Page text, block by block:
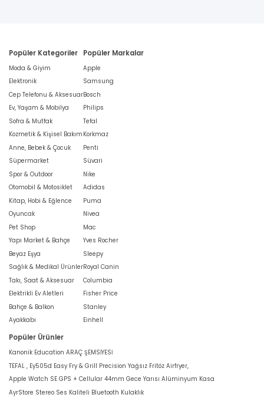
Popüler Kategoriler
Moda & Giyim
Elektronik
Cep Telefonu & Aksesuar
Ev, Yaşam & Mobilya
Sofra & Mutfak
Kozmetik & Kişisel Bakım
Anne, Bebek & Çocuk
Süpermarket
Spor & Outdoor
Otomobil & Motosiklet
Kitap, Hobi & Eğlence
Oyuncak
Pet Shop
Yapı Market & Bahçe
Beyaz Eşya
Sağlık & Medikal Ürünler
Takı, Saat & Aksesuar
Elektrikli Ev Aletleri
Bahçe & Balkon
Ayakkabı
Popüler Markalar
Apple
Samsung
Bosch
Philips
Tefal
Korkmaz
Penti
Süvari
Nike
Adidas
Puma
Nivea
Mac
Yves Rocher
Sleepy
Royal Canin
Columbia
Fisher Price
Stanley
Einhell
Popüler Ürünler
Kanonik Education ARAÇ ŞEMSİYESİ
TEFAL , Ey505d Easy Fry & Grill Precision Yağsız Fritöz Airfryer,
Apple Watch SE GPS + Cellular 44mm Gece Yarısı Alüminyum Kasa
AyrStore Stereo Ses Kaliteli Bluetooth Kulaklık